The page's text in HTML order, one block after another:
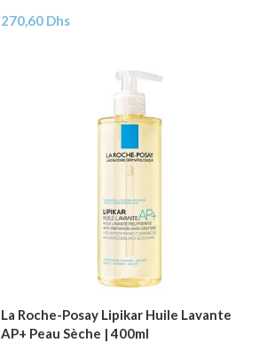
270,60 Dhs
La Roche-Posay Lipikar Huile Lavante
AP+ Peau Sèche | 400ml